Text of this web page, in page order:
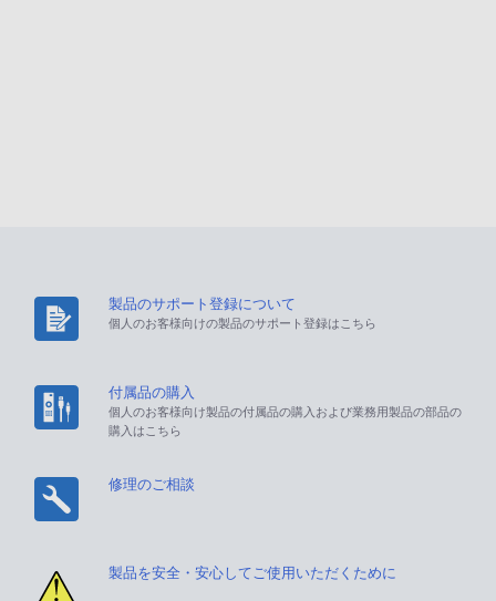
製品のサポート登録について
個人のお客様向けの製品のサポート登録はこちら
付属品の購入
個人のお客様向け製品の付属品の購入および業務用製品の部品の
購入はこちら
修理のご相談
製品を安全・安心してご使用いただくために